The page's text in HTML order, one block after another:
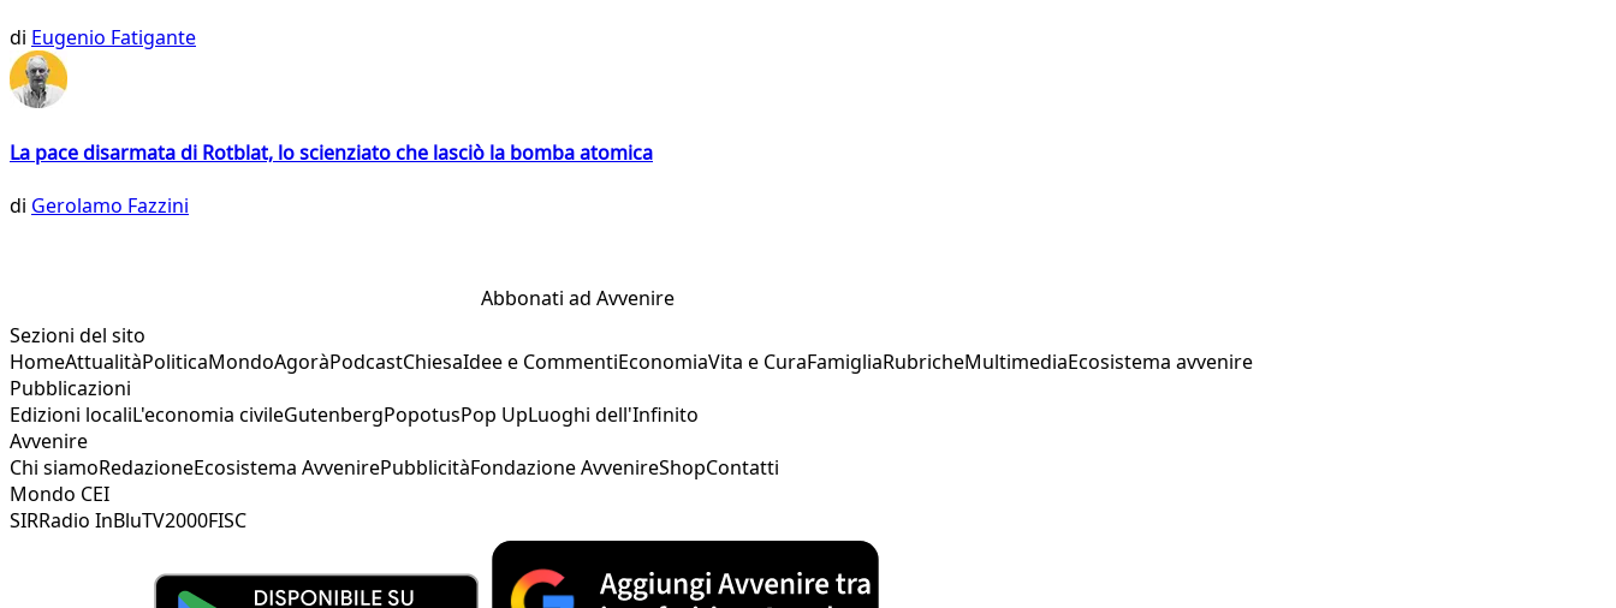
di Eugenio Fatigante
La pace disarmata di Rotblat, lo scienziato che lasciò la bomba atomica
di Gerolamo Fazzini
Abbonati ad Avvenire
Sezioni del sito
HomeAttualitàPoliticaMondoAgoràPodcastChiesaIdee e CommentiEconomiaVita e CuraFamigliaRubricheMultimediaEcosistema avvenire
Pubblicazioni
Edizioni localiL'economia civileGutenbergPopotusPop UpLuoghi dell'Infinito
Avvenire
Chi siamoRedazioneEcosistema AvvenirePubblicitàFondazione AvvenireShopContatti
Mondo CEI
SIRRadio InBluTV2000FISC